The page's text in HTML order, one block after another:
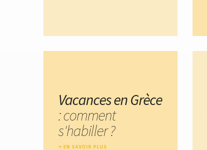
Vacances en Grèce
: comment
s'habiller ?
EN SAVOIR PLUS